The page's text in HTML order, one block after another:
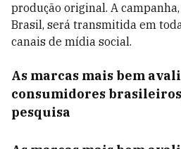
produção original. A
Brasil, será transmitida em
canais de mídia social.
As marcas mais bem
consumidores
pesquisa